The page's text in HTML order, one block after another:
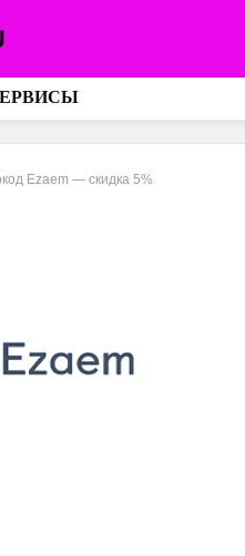
Ezaem — скидка 5%